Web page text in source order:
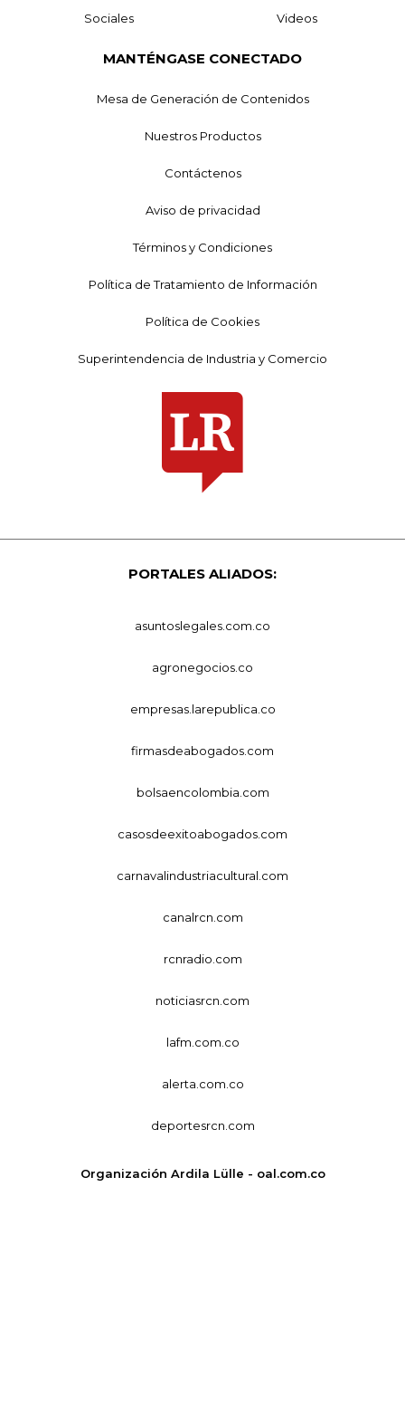
Sociales Videos
MANTÉNGASE CONECTADO
Mesa de Generación de Contenidos
Nuestros Productos
Contáctenos
Aviso de privacidad
Términos y Condiciones
Política de Tratamiento de Información
Política de Cookies
Superintendencia de Industria y Comercio
PORTALES ALIADOS:
asuntoslegales.com.co
agronegocios.co
empresas.larepublica.co
firmasdeabogados.com
bolsaencolombia.com
casosdeexitoabogados.com
carnavalindustriacultural.com
canalrcn.com
rcnradio.com
noticiasrcn.com
lafm.com.co
alerta.com.co
deportesrcn.com
Organización Ardila Lülle - oal.com.co